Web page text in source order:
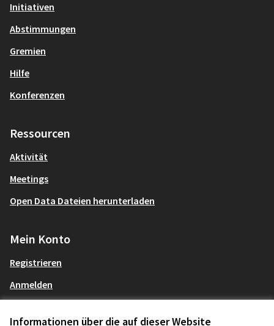
Informationen über die auf dieser Website
Initiativen
Abstimmungen
Gremien
Hilfe
Konferenzen
Ressourcen
Aktivität
Meetings
Open Data Dateien herunterladen
Mein Konto
Registrieren
Anmelden